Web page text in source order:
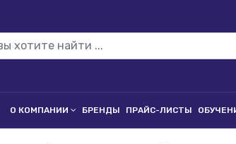
О КОМПАНИИ БРЕНДЫ ПРАЙС-ЛИСТЫ